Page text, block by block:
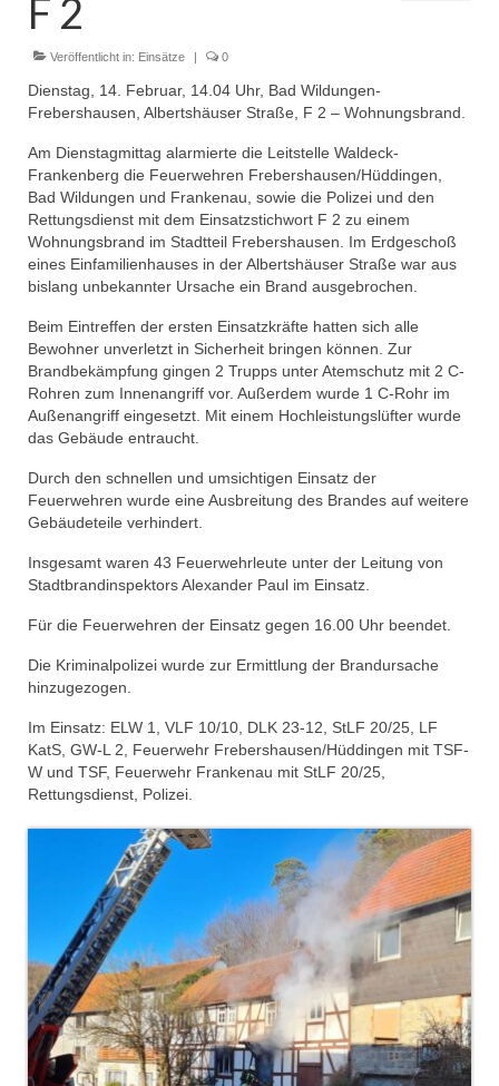
Einsätze
Einsatzstichworte
Jugendfeuerwehr
Infos
Dienstplan
Gründung Jugendfeuerwehr 1996
25-jähriges Jubiläum Jugendfeuerwehr 2021
Kreiszeltlager 2023
Kinderfeuerwehr
Infos
Dienstplan
Katastrophenschutz
KatS-Zug
Dienstplan KatS-Zug
10 Jahre KatS-Zug
Musikzug
Infos
Termine
Chronik des Musikzug
Christkindwiegen
Christkindwiegen 2024
F 2
Veröffentlicht in: Einsätze | 0
Dienstag, 14. Februar, 14.04 Uhr, Bad Wildungen-
Frebershausen, Albertshäuser Straße, F 2 – Wohnungsbrand.
Am Dienstagmittag alarmierte die Leitstelle Waldeck-
Frankenberg die Feuerwehren Frebershausen/Hüddingen,
Bad Wildungen und Frankenau, sowie die Polizei und den
Rettungsdienst mit dem Einsatzstichwort F 2 zu einem
Wohnungsbrand im Stadtteil Frebershausen. Im Erdgeschoß
eines Einfamilienhauses in der Albertshäuser Straße war aus
bislang unbekannter Ursache ein Brand ausgebrochen.
Beim Eintreffen der ersten Einsatzkräfte hatten sich alle
Bewohner unverletzt in Sicherheit bringen können. Zur
Brandbekämpfung gingen 2 Trupps unter Atemschutz mit 2 C-
Rohren zum Innenangriff vor. Außerdem wurde 1 C-Rohr im
Außenangriff eingesetzt. Mit einem Hochleistungslüfter wurde
das Gebäude entraucht.
Durch den schnellen und umsichtigen Einsatz der
Feuerwehren wurde eine Ausbreitung des Brandes auf weitere
Gebäudeteile verhindert.
Insgesamt waren 43 Feuerwehrleute unter der Leitung von
Stadtbrandinspektors Alexander Paul im Einsatz.
Für die Feuerwehren der Einsatz gegen 16.00 Uhr beendet.
Die Kriminalpolizei wurde zur Ermittlung der Brandursache
hinzugezogen.
Im Einsatz: ELW 1, VLF 10/10, DLK 23-12, StLF 20/25, LF
KatS, GW-L 2, Feuerwehr Frebershausen/Hüddingen mit TSF-
W und TSF, Feuerwehr Frankenau mit StLF 20/25,
Rettungsdienst, Polizei.